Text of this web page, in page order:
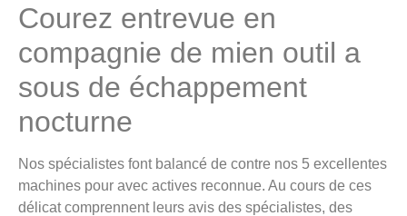
Courez entrevue en
compagnie de mien outil a
sous de échappement
nocturne
Nos spécialistes font balancé de contre nos 5 excellentes
machines pour avec actives reconnue. Au cours de ces
délicat comprennent leurs avis des spécialistes, des